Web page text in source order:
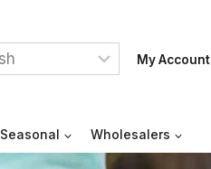
My Account
Seasonal Wholesalers